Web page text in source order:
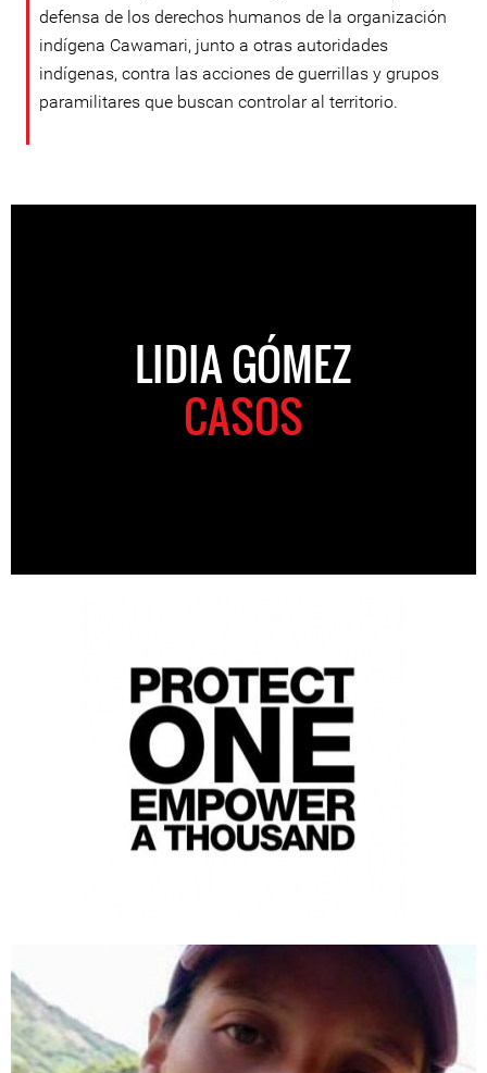
defensa de los derechos humanos de la organización
indígena Cawamari, junto a otras autoridades
indígenas, contra las acciones de guerrillas y grupos
paramilitares que buscan controlar al territorio.
LIDIA GÓMEZ
CASOS